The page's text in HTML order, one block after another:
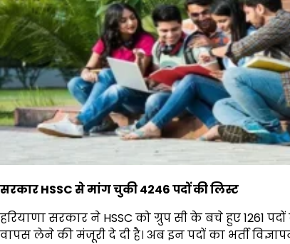
सरकार HSSC से मांग चुकी 4246 पदों की लिस्ट
हरियाणा सरकार ने HSSC को ग्रुप सी के बचे हुए 1261
वापस लेने की मंजूरी दे दी है। अब इन पदों का भर्ती